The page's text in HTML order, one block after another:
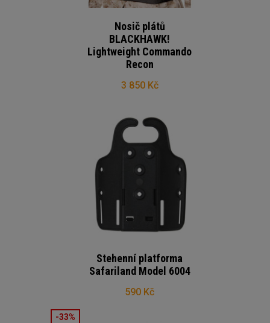
Nosič plátů
BLACKHAWK!
Lightweight Commando
Recon
3 850 Kč
Stehenní platforma
Safariland Model 6004
590 Kč
-33%